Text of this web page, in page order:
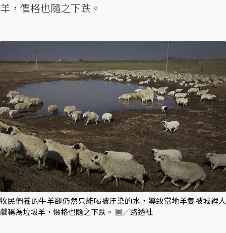
羊，價格也隨之下跌。
牧民們養的牛羊卻仍然只能喝被汙染的水，導致當地羊隻被城裡人
戲稱為垃圾羊，價格也隨之下跌。 圖／路透社